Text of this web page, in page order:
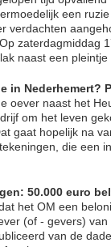
een
verdachten
zaterdagmiddag
naast een pleintje
in Nederhemert?
oever naast het
om het leven
gaat hopelijk na
die een
50.000 euro
het OM een
(of - gevers)
van de